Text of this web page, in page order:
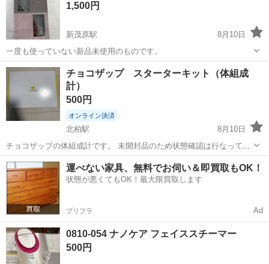
1,500円
新茂原駅
8月10日
一度も使っていない新品未使用のものです。
千葉 茂原市 新茂原駅 美容家電
チョコザップ スターターキット（体組成
計）
500円
オンライン決済
北柏駅
8月10日
チョコザップの体組成計です。 未開封品のため状態確認は行なってお
りません。 【希望取引場所】北柏第二公園の前 【希望取引日時】〜
8/24までで要相談 ⭐️おまとめ買い割引⭐️ ・1000円以下の商品同士は合
計金額より20...
千葉 柏市 北柏駅 美容家電
運べない家具、無料でお伺い＆即買取もOK！
状態が悪くてもOK！最大限買取します
プリフラ Ad
0810-054 ナノケア フェイススチーマー
500円